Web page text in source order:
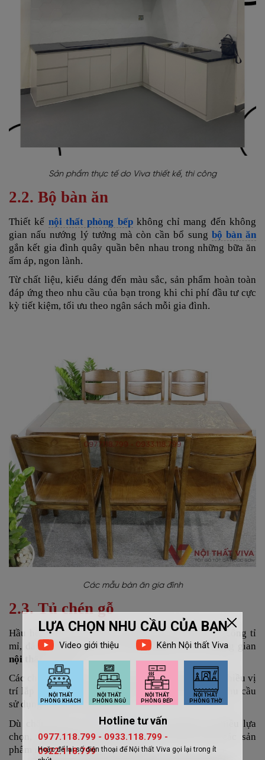
Sản phẩm thực tế do Viva thiết kế, thi công
2.2. Bộ bàn ăn
Thiết kế nội thất phòng bếpkhông chỉ mang đến không
gian nấu nướng lý tưởng mà còn cần bổ sung bộ bàn ăn
gắn kết gia đình quây quần bên nhau trong những bữa ăn
ấm áp, ngon lành.
Từ chất liệu, kiểu dáng đến màu sắc, sản phẩm hoàn toàn
đáp ứng theo nhu cầu của bạn trong khi chi phí đầu tư cực
kỳ tiết kiệm, tối ưu theo ngân sách mỗi gia đình.
Các mẫu bàn ăn gia đình
2.3. Tủ chén gỗ
Hầu hết tủchén gỗ Viva có kiểu dáng tinh tế, gia công tỉ
mỉ, đảm bảo công năng và tính thẩm mỹ cho không gian
nội thất Củ Chi.
Các chi tiết được lắp ráp chắc chắn, thích hợp cho nhiều vị
trí lắp đặt và phong cách nội thất, đáp ứng tối đa nhu cầu
sử dụng của bạn và gia đình.
Dù chất liệu nào thì
tủ chén gỗViva đều có nhiều lựa
chọn, mang đến sự hài hòa khi kết hợp cùng các sản
phẩm
nội thất Củ Chixung quanh.